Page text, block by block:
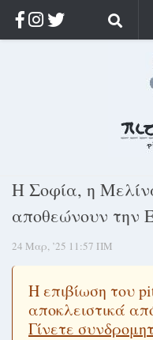
Στοχασμοί &
Διαφήμιση
Γίνετε συνδρομητής
Log in
Η Σοφία, η
αποθεώνουν την
24 Μαρ, ’25 11:57 ΠΜ
Η επιβίωση του
αποκλειστικά
Γίνετε